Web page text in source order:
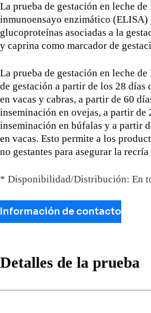
La prueba de gestación en leche
inmunoensayo enzimático (ELISA)
glucoproteínas asociadas a la
y caprina como marcador de
La prueba de gestación en leche
de gestación a partir de los 28 días
en vacas y cabras, a partir de 60
inseminación en ovejas, a partir de
inseminación en búfalas y a partir
en vacas. Esto permite a los
no gestantes para asegurar la
* Disponibilidad/Distribución: En
Información de contacto
Detalles de la prueba